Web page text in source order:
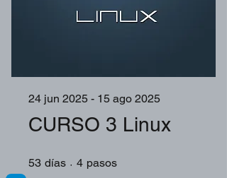
CURSO 3 Linux
24 jun 2025 - 15 ago 2025
53 días 53 días
4 pasos